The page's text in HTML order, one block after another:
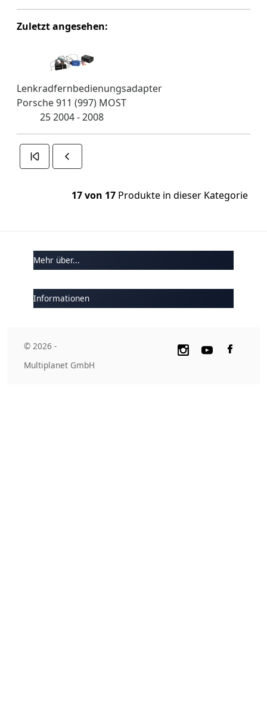
Zuletzt angesehen:
Lenkradfernbedienungsadapter
Porsche 911 (997) MOST
25 2004 - 2008
17 von 17 Produkte in dieser Kategorie
Mehr über...
Informationen
© 2026 -
Multiplanet GmbH